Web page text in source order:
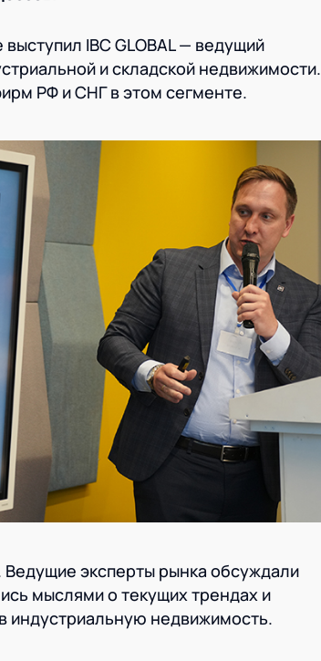
IBC GLOBAL — ведущий
и складской недвижимости.
РФ и СНГ в этом сегменте.
эксперты рынка обсуждали
мыслями о текущих трендах и
индустриальную недвижимость.